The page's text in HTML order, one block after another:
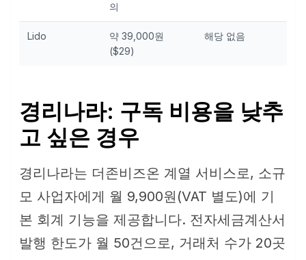
의
Lido
약 39,000원
($29)
해당 없음
경리나라: 구독 비용을 낮추
고 싶은 경우
경리나라는 더존비즈온 계열 서비스로, 소규
모 사업자에게 월 9,900원(VAT 별도)에 기
본 회계 기능을 제공합니다. 전자세금계산서
발행 한도가 월 50건으로, 거래처 수가 20곳